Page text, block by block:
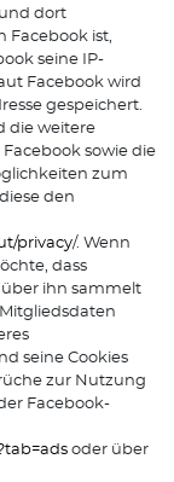
dort
Facebook ist,
seine IP-
Facebook wird
gespeichert.
die weitere
sowie die
zum
den
privacy/. Wenn
dass
ihn sammelt
seine Cookies
zur Nutzung
Facebook-
oder über